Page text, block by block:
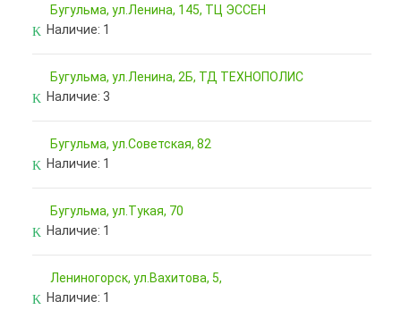
Бугульма, ул.Ленина, 145, ТЦ ЭССЕН
Наличие: 1
Бугульма, ул.Ленина, 2Б, ТД ТЕХНОПОЛИС
Наличие: 3
Бугульма, ул.Советская, 82
Наличие: 1
Бугульма, ул.Тукая, 70
Наличие: 1
Лениногорск, ул.Вахитова, 5,
Наличие: 1